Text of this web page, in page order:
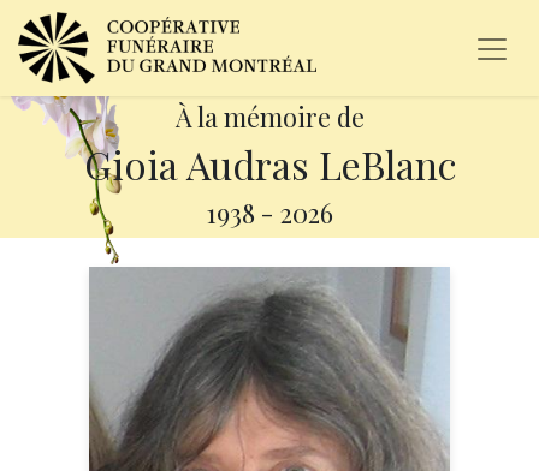
À la mémoire de
Gioia Audras LeBlanc
1938 - 2026